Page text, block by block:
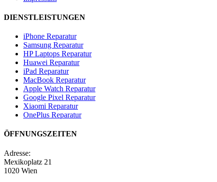
DIENSTLEISTUNGEN
iPhone Reparatur
Samsung Reparatur
HP Laptops Reparatur
Huawei Reparatur
iPad Reparatur
MacBook Reparatur
Apple Watch Reparatur
Google Pixel Reparatur
Xiaomi Reparatur
OnePlus Reparatur
ÖFFNUNGSZEITEN
Adresse:
Mexikoplatz 21
1020 Wien